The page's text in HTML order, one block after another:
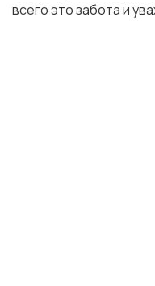
всего это забота и